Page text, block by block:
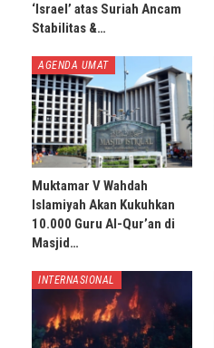
‘Israel’ atas Suriah Ancam
Stabilitas &…
AGENDA UMAT
Muktamar V Wahdah
Islamiyah Akan Kukuhkan
10.000 Guru Al-Qur’an di
Masjid…
INTERNASIONAL